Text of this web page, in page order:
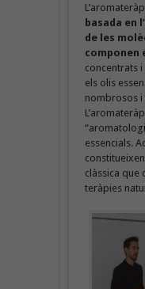
basada
de les
componen
concentrats
els olis
nombrosos i
essencials.
clàssica que
teràpies